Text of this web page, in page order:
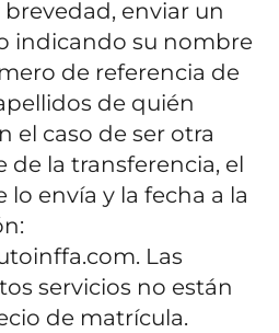
enviar un
indicando su nombre
de referencia de
de quién
el caso de ser otra
de la transferencia, el
envía y la fecha a la
Las
servicios no están
de matrícula.